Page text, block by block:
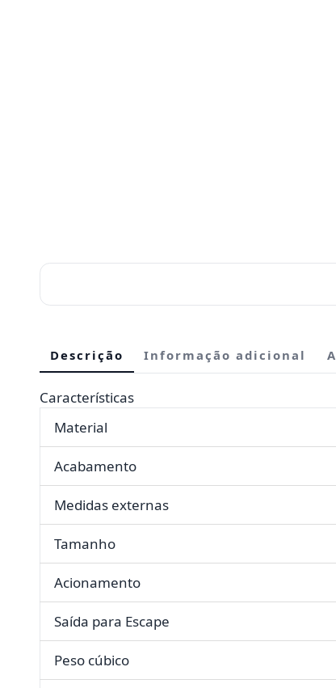
Descrição Informação adicional
Características
Material
Acabamento
Medidas externas
Tamanho
Acionamento
Saída para Escape
Peso cúbico